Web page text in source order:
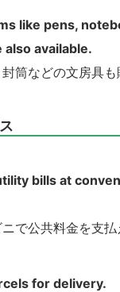
like pens,
available.
筒などの文房具も
bills at
で公共料金を支払
for delivery.